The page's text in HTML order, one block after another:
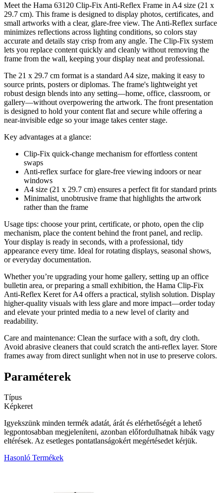
Meet the Hama 63120 Clip-Fix Anti-Reflex Frame in A4 size (21 x
29.7 cm). This frame is designed to display photos, certificates, and
small artworks with a clear, glare-free view. The Anti-Reflex surface
minimizes reflections across lighting conditions, so colors stay
accurate and details stay crisp from any angle. The Clip-Fix system
lets you replace content quickly and cleanly without removing the
frame from the wall, keeping your display neat and professional.
The 21 x 29.7 cm format is a standard A4 size, making it easy to
source prints, posters or diplomas. The frame's lightweight yet
robust design blends into any setting—home, office, classroom, or
gallery—without overpowering the artwork. The front presentation
is designed to hold your content flat and secure while offering a
near-invisible edge so your image takes center stage.
Key advantages at a glance:
Clip-Fix quick-change mechanism for effortless content
swaps
Anti-reflex surface for glare-free viewing indoors or near
windows
A4 size (21 x 29.7 cm) ensures a perfect fit for standard prints
Minimalist, unobtrusive frame that highlights the artwork
rather than the frame
Usage tips: choose your print, certificate, or photo, open the clip
mechanism, place the content behind the front panel, and reclip.
Your display is ready in seconds, with a professional, tidy
appearance every time. Ideal for rotating displays, seasonal shows,
or everyday documentation.
Whether you’re upgrading your home gallery, setting up an office
bulletin area, or preparing a small exhibition, the Hama Clip-Fix
Anti-Reflex Keret for A4 offers a practical, stylish solution. Display
higher-quality visuals with less glare and more impact—order today
and elevate your printed media to a new level of clarity and
readability.
Care and maintenance: Clean the surface with a soft, dry cloth.
Avoid abrasive cleaners that could scratch the anti-reflex layer. Store
frames away from direct sunlight when not in use to preserve colors.
Paraméterek
Típus
Képkeret
Igyekszünk minden termék adatát, árát és elérhetőségét a lehető
legpontosabban megjeleníteni, azonban előfordulhatnak hibák vagy
eltérések. Az esetleges pontatlanságokért megértésedet kérjük.
Hasonló Termékek